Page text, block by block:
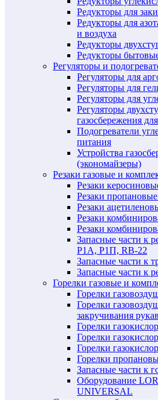
Редукторы для
Редукторы для
и воздуха
Редукторы
Редукторы
Регуляторы и
Регуляторы для
Регуляторы для
Регуляторы для
Регуляторы
газосбережения
Подогреватели
питания
Устройства
(экономайзеры)
Резаки газовые и
Резаки
Резаки
Резаки
Резаки
Резаки
Запасные части к
Р1А, Р1П, RB-22
Запасные части к
Запасные части к
Горелки газовые и
Горелки
Горелки
закручивания
Горелки
Горелки
Горелки
Горелки
Запасные части к
Оборудование
UNIVERSAL